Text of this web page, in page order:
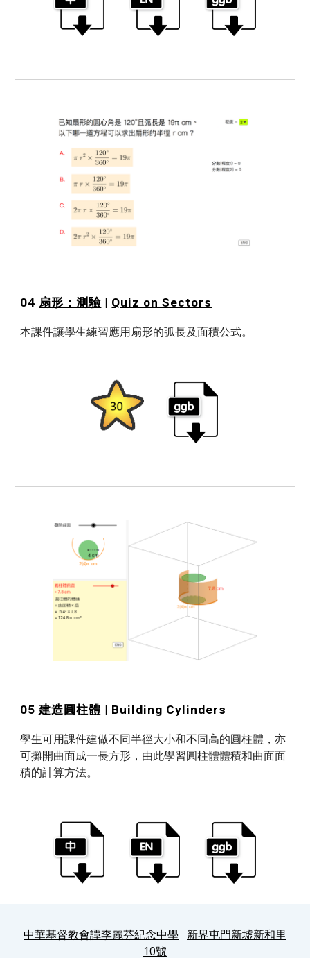
04 扇形：測驗 | Quiz on Sectors
本課件讓學生練習應用扇形的弧長及面積公式。
05 建造圓柱體 | Building Cylinders
學生可用課件建做不同半徑大小和不同高的圓柱體，亦
可攤開曲面成一長方形，由此學習圓柱體體積和曲面面
積的計算方法。
中華基督教會譚李麗芬紀念中學 新界屯門新墟新和里
10號